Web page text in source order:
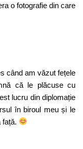
o fotografie din care
când am văzut fețele
că le plăcuse cu
lucru din diplomație
în biroul meu și le
față.